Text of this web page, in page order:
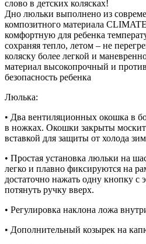
слово в детских колясках!
Дно люльки выполнено из
композитного материала
комфортную для ребенка
сохраняя тепло, летом – не
коляску более легкой и
материал высокопрочный и
безопасность ребенка
Люлька:
• Два вентиляционных окошка в
в ножках. Окошки закрыты
вставкой для защиты от холода
• Простая установка люльки на
легко и плавно фиксируются на
достаточно нажать одну кнопку с
потянуть ручку вверх.
• Регулировка наклона ложа
• Дополнительный козырек на